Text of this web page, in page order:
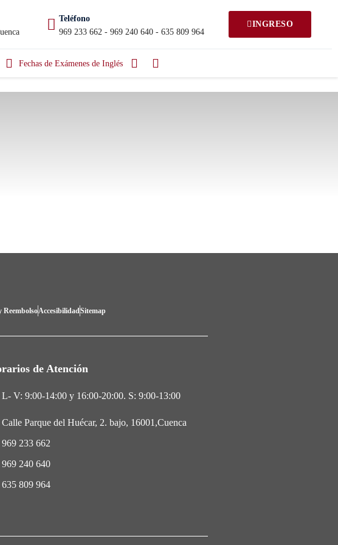
Teléfono
969 233 662 - 969 240 640 - 635 809 964
INGRESO
Fechas de Exámenes de Inglés
ReembolsoAccesibilidadSitemap
de Atención
L- V: 9:00-14:00 y 16:00-20:00. S: 9:00-13:00
Calle Parque del Huécar, 2. bajo, 16001,Cuenca
969 233 662
969 240 640
635 809 964